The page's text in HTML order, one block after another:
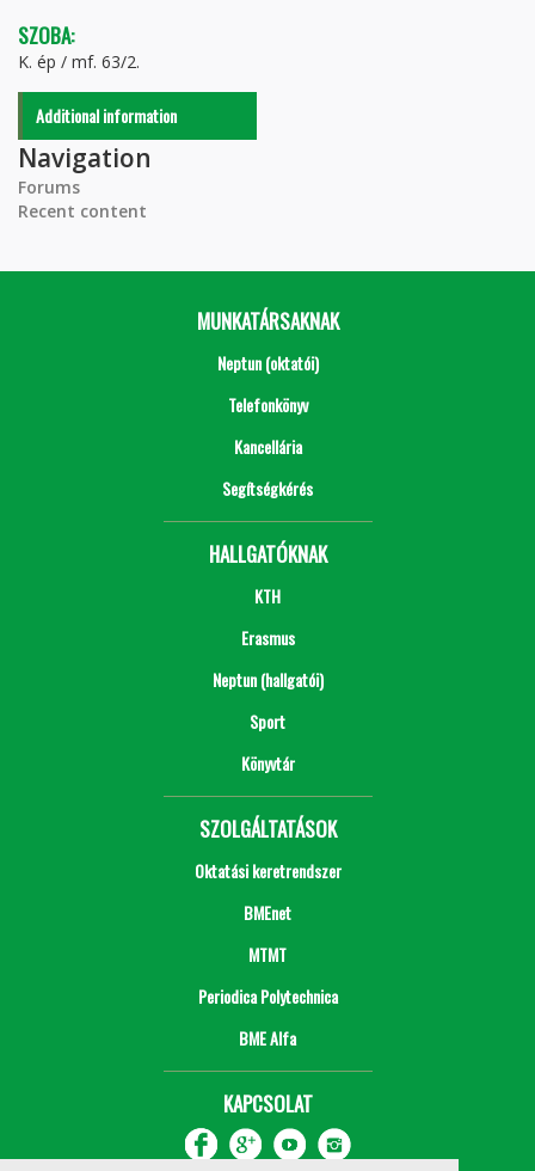
SZOBA:
K. ép / mf. 63/2.
Additional information
Navigation
Forums
Recent content
MUNKATÁRSAKNAK
Neptun (oktatói)
Telefonkönyv
Kancellária
Segítségkérés
HALLGATÓKNAK
KTH
Erasmus
Neptun (hallgatói)
Sport
Könyvtár
SZOLGÁLTATÁSOK
Oktatási keretrendszer
BMEnet
MTMT
Periodica Polytechnica
BME Alfa
KAPCSOLAT